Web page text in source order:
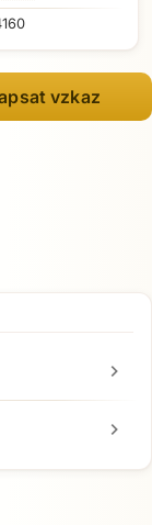
vzkaz
chevron_right
chevron_right